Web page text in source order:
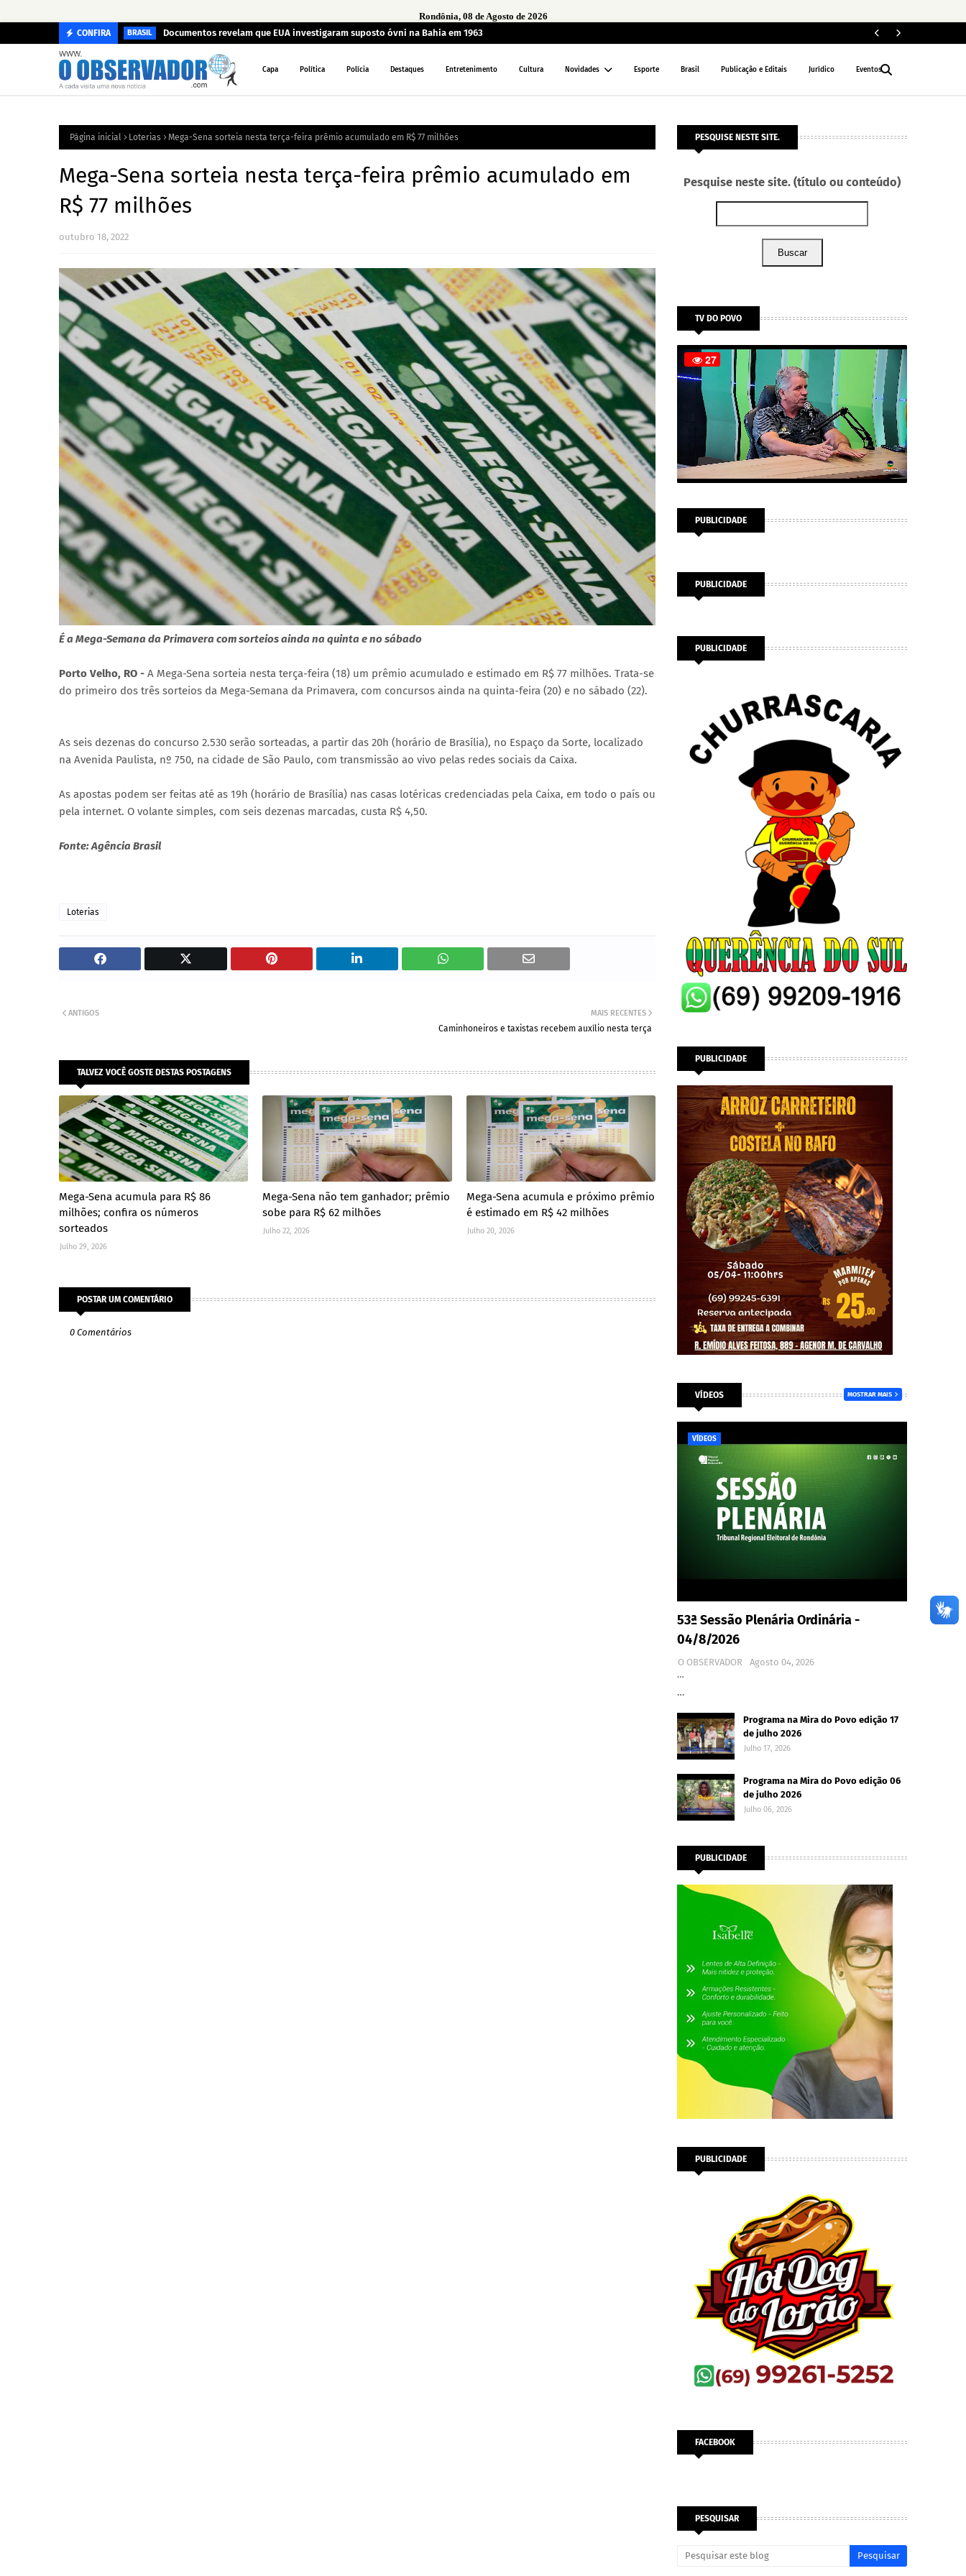
Rondônia, 08 de Agosto de 2026
CONFIRA BRASIL Documentos revelam que EUA investigaram suposto óvni na Bahia em 1963
Capa Política Polícia Destaques Entretenimento Cultura Novidades Esporte Brasil Publicação e Editais Jurídico Eventos
Página inicial Loterias Mega-Sena sorteia nesta terça-feira prêmio acumulado em R$ 77 milhões
Mega-Sena sorteia nesta terça-feira prêmio acumulado em
R$ 77 milhões
outubro 18, 2022
É a Mega-Semana da Primavera com sorteios ainda na quinta e no sábado
Porto Velho, RO - A Mega-Sena sorteia nesta terça-feira (18) um prêmio acumulado e estimado em R$ 77 milhões. Trata-se
do primeiro dos três sorteios da Mega-Semana da Primavera, com concursos ainda na quinta-feira (20) e no sábado (22).
As seis dezenas do concurso 2.530 serão sorteadas, a partir das 20h (horário de Brasília), no Espaço da Sorte, localizado
na Avenida Paulista, nº 750, na cidade de São Paulo, com transmissão ao vivo pelas redes sociais da Caixa.
As apostas podem ser feitas até as 19h (horário de Brasília) nas casas lotéricas credenciadas pela Caixa, em todo o país ou
pela internet. O volante simples, com seis dezenas marcadas, custa R$ 4,50.
Fonte: Agência Brasil
Loterias
MAIS RECENTES
Caminhoneiros e taxistas recebem auxílio nesta terça
ANTIGOS
TALVEZ VOCÊ GOSTE DESTAS POSTAGENS
Mega-Sena acumula para R$ 86
milhões; confira os números
sorteados
Julho 29, 2026
Mega-Sena não tem ganhador; prêmio
sobe para R$ 62 milhões
Julho 22, 2026
Mega-Sena acumula e próximo prêmio
é estimado em R$ 42 milhões
Julho 20, 2026
POSTAR UM COMENTÁRIO
0 Comentários
PESQUISE NESTE SITE.
Pesquise neste site. (título ou conteúdo)
Buscar
TV DO POVO
PUBLICIDADE
PUBLICIDADE
PUBLICIDADE
PUBLICIDADE
VÍDEOS MOSTRAR MAIS
VÍDEOS
53ª Sessão Plenária Ordinária -
04/8/2026
O OBSERVADOR
Agosto 04, 2026
…
…
Programa na Mira do Povo edição 17
de julho 2026
Julho 17, 2026
Programa na Mira do Povo edição 06
de julho 2026
Julho 06, 2026
PUBLICIDADE
PUBLICIDADE
FACEBOOK
PESQUISAR